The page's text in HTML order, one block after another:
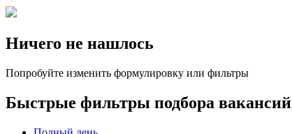
Ничего не нашлось
Попробуйте изменить формулировку или фильтры
Быстрые фильтры подбора вакансий